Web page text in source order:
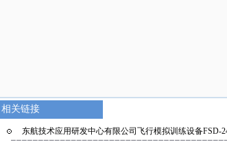
相关链接
东航技术应用研发中心有限公司飞行模拟训练设备FSD-